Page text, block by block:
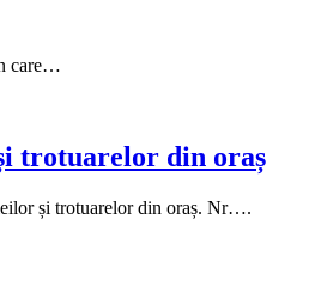
care…
trotuarelor din oraș
și trotuarelor din oraș. Nr….